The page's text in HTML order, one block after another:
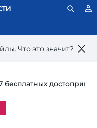
Что это значит?
бесплатных